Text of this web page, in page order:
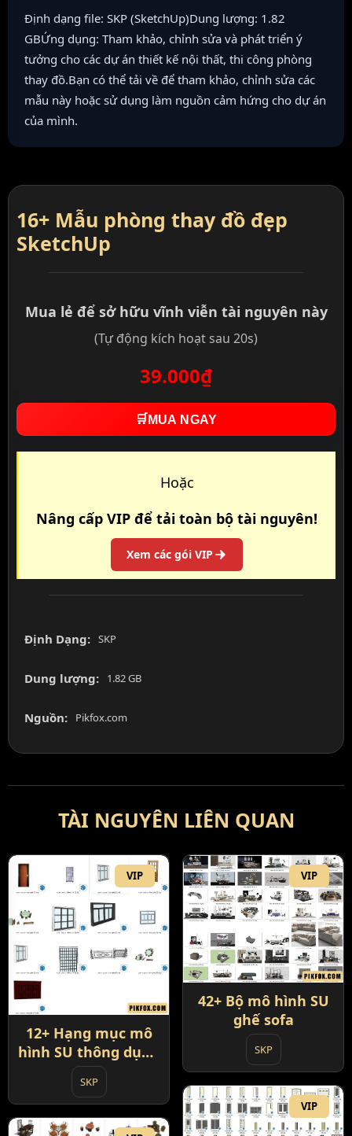
Định dạng file: SKP (SketchUp)Dung lượng: 1.82
GBỨng dụng: Tham khảo, chỉnh sửa và phát triển ý
tưởng cho các dự án thiết kế nội thất, thi công phòng
thay đồ.Bạn có thể tải về để tham khảo, chỉnh sửa các
mẫu này hoặc sử dụng làm nguồn cảm hứng cho dự án
của mình.
16+ Mẫu phòng thay đồ đẹp
SketchUp
Mua lẻ để sở hữu vĩnh viễn tài nguyên này
(Tự động kích hoạt sau 20s)
39.000₫
🛒 MUA NGAY
Hoặc
Nâng cấp VIP để tải toàn bộ tài nguyên!
Xem các gói VIP
Định Dạng: SKP
Dung lượng: 1.82 GB
Nguồn: Pikfox.com
TÀI NGUYÊN LIÊN QUAN
VIP
12+ Hạng mục mô
hình SU thông dụng
cửa - cửa sổ - bàn
ghế
SKP
VIP
42+ Bộ mô hình SU
ghế sofa
SKP
VIP